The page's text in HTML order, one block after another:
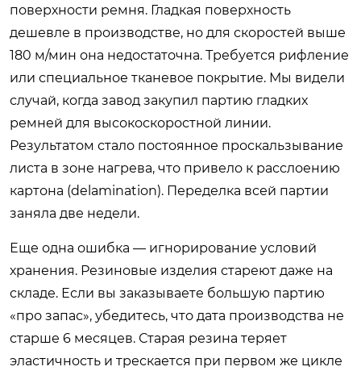
поверхности ремня. Гладкая поверхность
дешевле в производстве, но для скоростей выше
180 м/мин она недостаточна. Требуется рифление
или специальное тканевое покрытие. Мы видели
случай, когда завод закупил партию гладких
ремней для высокоскоростной линии.
Результатом стало постоянное проскальзывание
листа в зоне нагрева, что привело к расслоению
картона (delamination). Переделка всей партии
заняла две недели.
Еще одна ошибка — игнорирование условий
хранения. Резиновые изделия стареют даже на
складе. Если вы заказываете большую партию
«про запас», убедитесь, что дата производства не
старше 6 месяцев. Старая резина теряет
эластичность и трескается при первом же цикле